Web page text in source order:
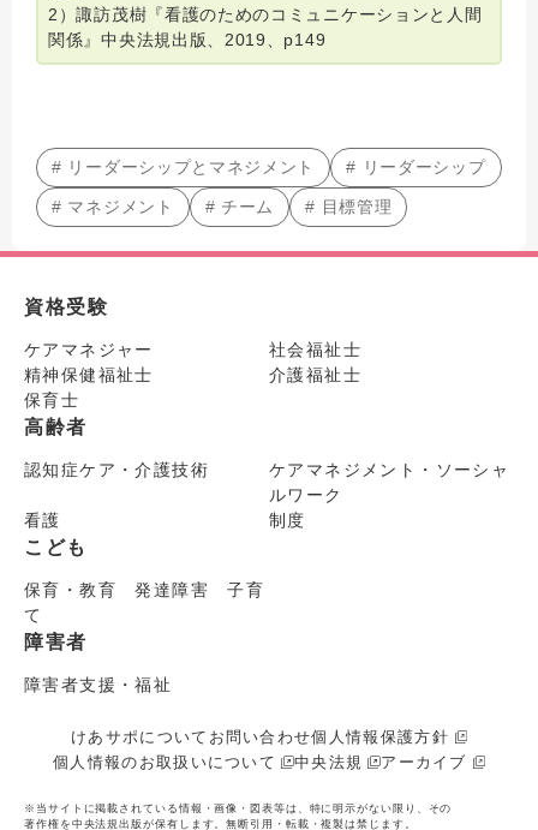
2）諏訪茂樹『看護のためのコミュニケーションと人間
関係』中央法規出版、2019、p149
# リーダーシップとマネジメント # リーダーシップ
# マネジメント # チーム # 目標管理
資格受験
ケアマネジャー
社会福祉士
精神保健福祉士
介護福祉士
保育士
高齢者
認知症ケア・介護技術
ケアマネジメント・ソーシャ
ルワーク
看護
制度
こども
保育・教育 発達障害 子育
て
障害者
障害者支援・福祉
けあサポについて お問い合わせ個人情報保護方針
個人情報のお取扱いについて
中央法規 アーカイブ
※当サイトに掲載されている情報・画像・図表等は、特に明示がない限り、その
著作権を中央法規出版が保有します。無断引用・転載・複製は禁じます。